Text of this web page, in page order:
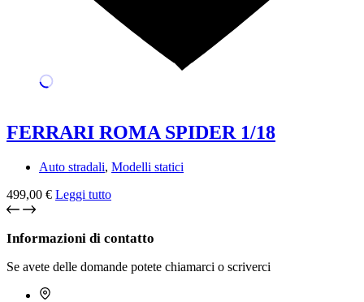
FERRARI ROMA SPIDER 1/18
Auto stradali, Modelli statici
499,00 € Leggi tutto
Informazioni di contatto
Se avete delle domande potete chiamarci o scriverci